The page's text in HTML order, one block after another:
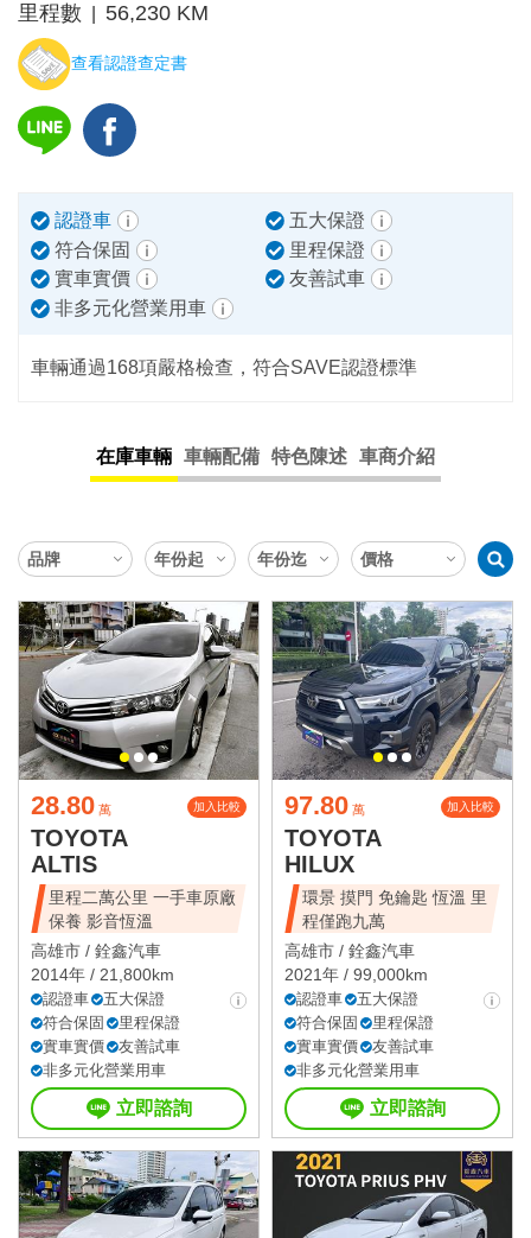
里程數
56,230 KM
查看認證查定書
認證車
五大保證
符合保固
里程保證
實車實價
友善試車
非多元化營業用車
車輛通過168項嚴格檢查，符合SAVE認證標準
在庫車輛 車輛配備 特色陳述 車商介紹
28.80 萬 加入比較
TOYOTA
ALTIS
里程二萬公里 一手車原廠
保養 影音恆溫
高雄市 / 銓鑫汽車
2014年 / 21,800km
認證車
五大保證
符合保固
里程保證
實車實價
友善試車
非多元化營業用車
立即諮詢
97.80 萬 加入比較
TOYOTA
HILUX
環景 摸門 免鑰匙 恆溫 里
程僅跑九萬
高雄市 / 銓鑫汽車
2021年 / 99,000km
認證車
五大保證
符合保固
里程保證
實車實價
友善試車
非多元化營業用車
立即諮詢